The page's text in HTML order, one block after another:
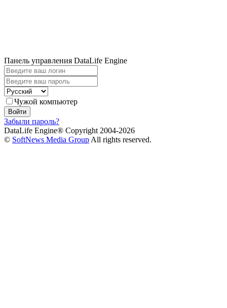
Панель управления DataLife Engine
Чужой компьютер
Войти
Забыли пароль?
DataLife Engine® Copyright 2004-2026
© SoftNews Media Group All rights reserved.